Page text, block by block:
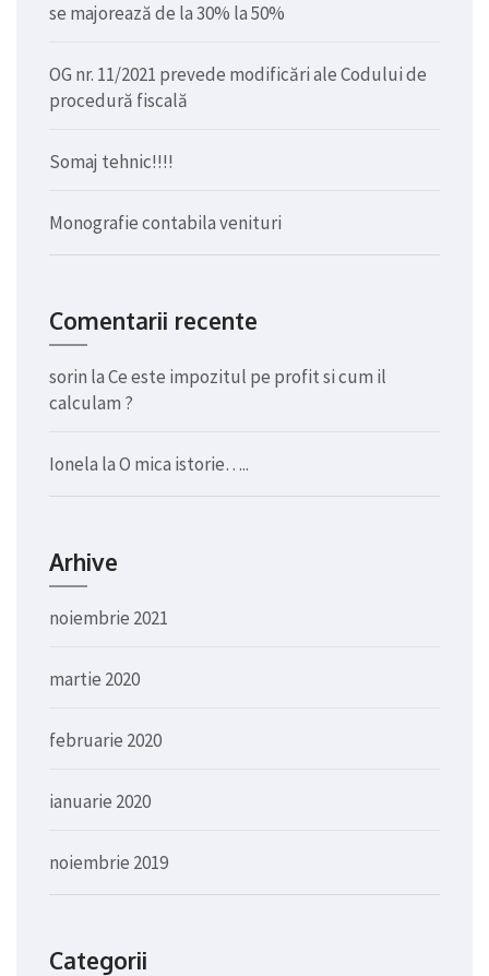
se majorează de la 30% la 50%
OG nr. 11/2021 prevede modificări ale Codului de
procedură fiscală
Somaj tehnic!!!!
Monografie contabila venituri
Comentarii recente
sorin laCe este impozitul pe profit si cum il
calculam ?
Ionela laO mica istorie…..
Arhive
noiembrie 2021
martie 2020
februarie 2020
ianuarie 2020
noiembrie 2019
Categorii